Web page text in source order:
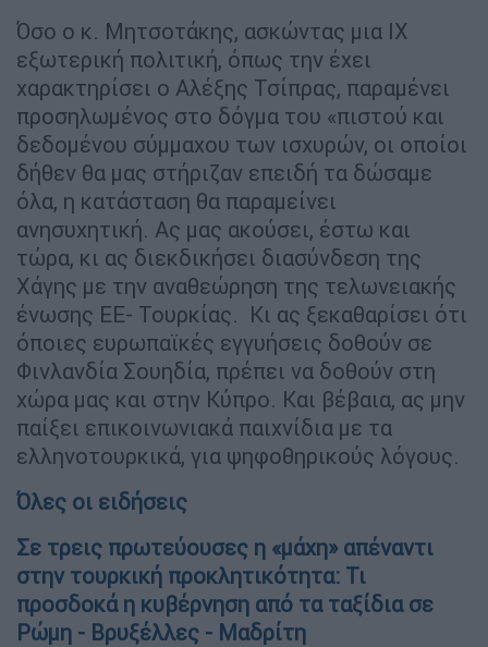
Όσο ο κ. Μητσοτάκης, ασκώντας μια ΙΧ
εξωτερική πολιτική, όπως την έχει
χαρακτηρίσει ο Αλέξης Τσίπρας, παραμένει
προσηλωμένος στο δόγμα του «πιστού και
δεδομένου σύμμαχου των ισχυρών, οι οποίοι
δήθεν θα μας στήριζαν επειδή τα δώσαμε
όλα, η κατάσταση θα παραμείνει
ανησυχητική. Ας μας ακούσει, έστω και
τώρα, κι ας διεκδικήσει διασύνδεση της
Χάγης με την αναθεώρηση της τελωνειακής
ένωσης ΕΕ- Τουρκίας. Κι ας ξεκαθαρίσει ότι
όποιες ευρωπαϊκές εγγυήσεις δοθούν σε
Φινλανδία Σουηδία, πρέπει να δοθούν στη
χώρα μας και στην Κύπρο. Και βέβαια, ας μην
παίξει επικοινωνιακά παιχνίδια με τα
ελληνοτουρκικά, για ψηφοθηρικούς λόγους.
Όλες οι ειδήσεις
Σε τρεις πρωτεύουσες η «μάχη» απέναντι
στην τουρκική προκλητικότητα: Τι
προσδοκά η κυβέρνηση από τα ταξίδια σε
Ρώμη - Βρυξέλλες - Μαδρίτη